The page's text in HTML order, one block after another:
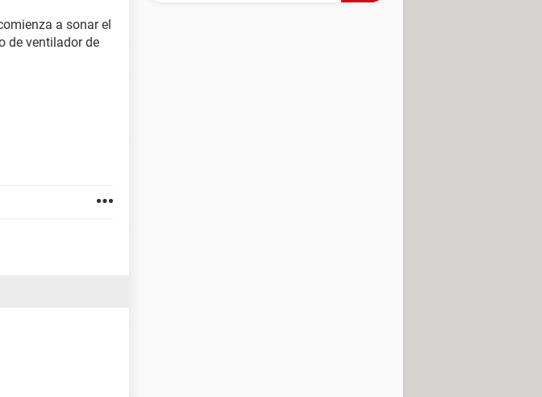
a sonar el
de ventilador de